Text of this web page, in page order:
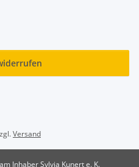
Versand
Inhaber Sylvia Kunert e. K.